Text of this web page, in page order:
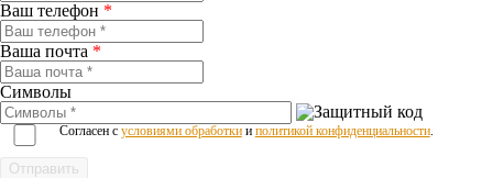
Ваш телефон *
Ваша почта *
Символы
Согласен с условиями обработкии политикой конфиденциальности.